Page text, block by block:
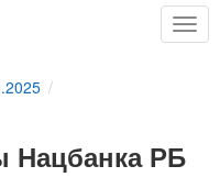
Нацбанка РБ